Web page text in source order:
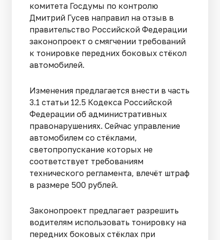
комитета Госдумы по контролю
Дмитрий Гусев направил на отзыв в
правительство Российской Федерации
законопроект о смягчении требований
к тонировке передних боковых стёкол
автомобилей.
Изменения предлагается внести в часть
3.1 статьи 12.5 Кодекса Российской
Федерации об административных
правонарушениях. Сейчас управление
автомобилем со стёклами,
светопропускание которых не
соответствует требованиям
технического регламента, влечёт штраф
в размере 500 рублей.
Законопроект предлагает разрешить
водителям использовать тонировку на
передних боковых стёклах при